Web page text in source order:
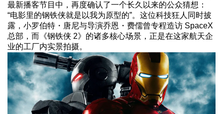
最新播客节目中，再度确认了一个长久以来的公众猜想：
“电影里的钢铁侠就是以我为原型的”。这位科技狂人同时披
露，小罗伯特・唐尼与导演乔恩・费儒曾专程造访 SpaceX
总部，而《钢铁侠 2》的诸多核心场景，正是在这家航天企
业的工厂内实景拍摄。